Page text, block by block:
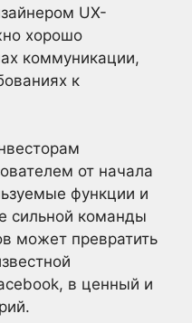
UX-
хорошо
коммуникации,
к
от начала
функции и
сильной команды
может превратить
в ценный и